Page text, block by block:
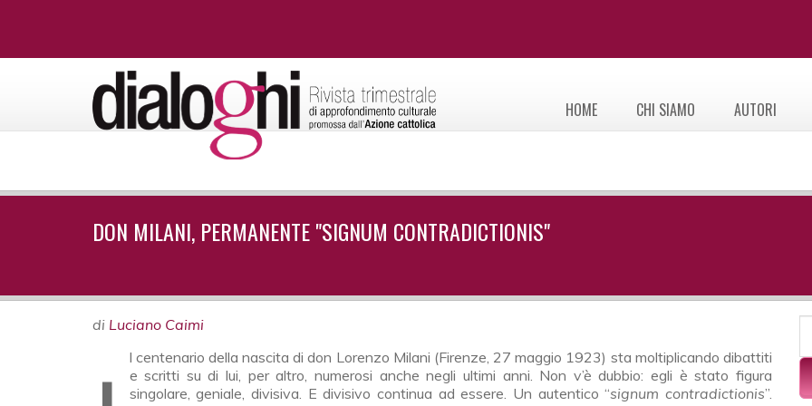
HOME CHI SIAMO AUTORI
DON MILANI, PERMANENTE "SIGNUM CONTRADICTIONIS"
di Luciano Caimi
e scritti su di lui, per altro, numerosi anche negli ultimi anni. Non v’è dubbio: egli è stato figura
singolare, geniale, divisiva. E divisivo continua ad essere. Un autentico “signum contradictionis”.